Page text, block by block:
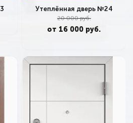
Утеплённая дверь №24
20 000 руб.
от 16 000 руб.